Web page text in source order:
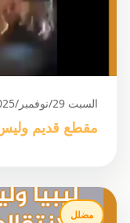
السبت 29/نوفمبر/2025
مقطع قديم
مضلل